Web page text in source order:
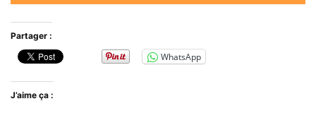
Partager :
WhatsApp
J’aime ça :